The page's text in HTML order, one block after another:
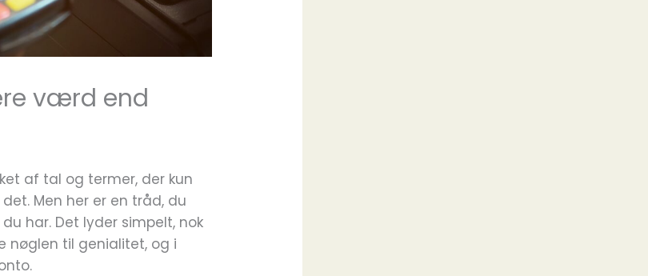
værd end
af tal og termer, der kun
Men her er en tråd, du
har. Det lyder simpelt, nok
nøglen til genialitet, og i